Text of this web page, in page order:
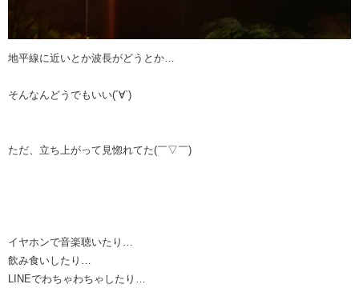
地平線に近いとか波長がどうとか…
そんなんどうでもいい(´∀`)
ただ、立ち上がって見惚れてた(￣▽￣)
イヤホンで音楽聴いたり…
飲み食いしたり…
LINEでわちゃわちゃしたり…